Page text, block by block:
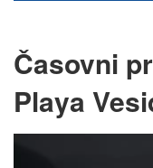
Časovni
Playa